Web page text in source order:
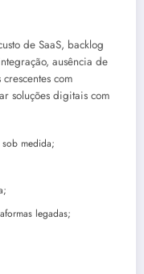
de SaaS, backlog
ausência de
com
soluções digitais com
sob medida;
legadas;